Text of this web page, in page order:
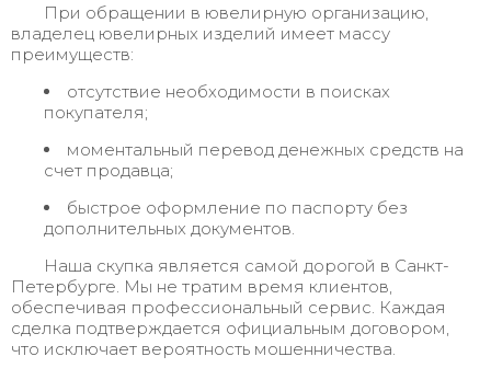
При обращении в ювелирную организацию,
владелец ювелирных изделий имеет массу
преимуществ:
отсутствие необходимости в поисках
покупателя;
моментальный перевод денежных средств на
счет продавца;
быстрое оформление по паспорту без
дополнительных документов.
Наша скупка является самой дорогой в Санкт-
Петербурге. Мы не тратим время клиентов,
обеспечивая профессиональный сервис. Каждая
сделка подтверждается официальным договором,
что исключает вероятность мошенничества.